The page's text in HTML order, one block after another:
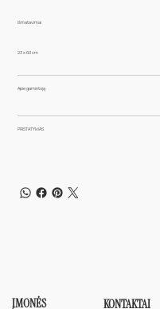
Išmatavimai
23 x 60 cm
Apie gamintoją
PRISTATYMAS
ĮMONĖS KONTAKTAI